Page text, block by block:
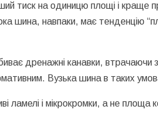
тиск на одиницю площі і краще
шина, навпаки, має тенденцію
дренажні канавки, втрачаючи
Вузька шина в таких
ламелі і мікрокромки, а не